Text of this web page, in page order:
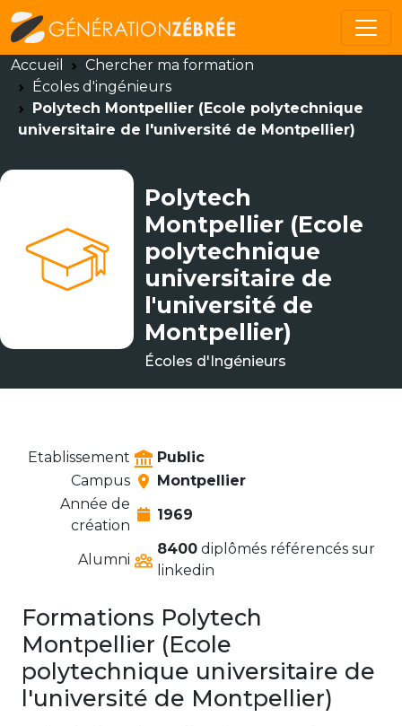
Accueil
Chercher ma formation
Écoles d'ingénieurs
Polytech Montpellier (Ecole polytechnique
universitaire de l'université de Montpellier)
Polytech
Montpellier (Ecole
polytechnique
universitaire de
l'université de
Montpellier)
Écoles d'Ingénieurs
Etablissement
Public
Campus
Montpellier
Année de
création
1969
Alumni
8400 diplômés référencés sur
linkedin
Formations Polytech
Montpellier (Ecole
polytechnique universitaire de
l'université de Montpellier)